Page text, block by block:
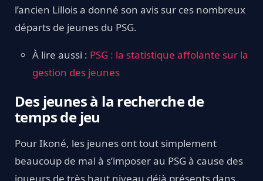
l’ancien Lillois a donné son avis sur ces nombreux
départs de jeunes du PSG.
À lire aussi : PSG : la statistique affolante sur la
gestion des jeunes
Des jeunes à la recherche de
temps de jeu
Pour Ikoné, les jeunes ont tout simplement
beaucoup de mal à s’imposer au PSG à cause des
joueurs de très haut niveau déjà présents dans